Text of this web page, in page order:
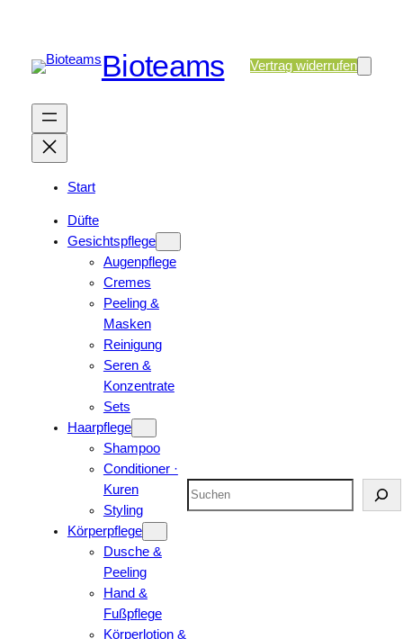
Bioteams Vertrag widerrufen
Start
Düfte
Gesichtspflege
Augenpflege
Cremes
Peeling &
Masken
Reinigung
Seren &
Konzentrate
Sets
Haarpflege
Shampoo
Conditioner ·
Kuren
Styling
Körperpflege
Dusche &
Peeling
Hand &
Fußpflege
Körperlotion &
Suchen